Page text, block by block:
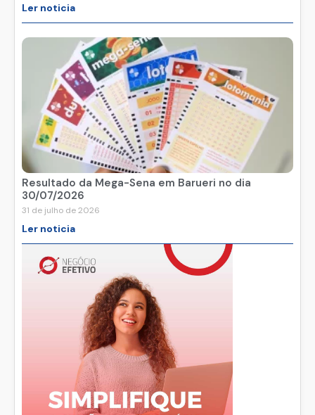
2 de agosto de 2026
Ler noticia
Resultado da Mega-Sena em Barueri no dia
30/07/2026
31 de julho de 2026
Ler noticia